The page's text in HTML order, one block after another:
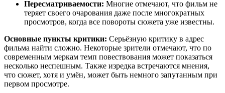
Пересматриваемости: Многие отмечают, что фильм не
теряет своего очарования даже после многократных
просмотров, когда все повороты сюжета уже известны.
Основные пункты критики: Серьёзную критику в адрес
фильма найти сложно. Некоторые зрители отмечают, что по
современным меркам темп повествования может показаться
несколько неспешным. Также изредка встречаются мнения,
что сюжет, хотя и умён, может быть немного запутанным при
первом просмотре.